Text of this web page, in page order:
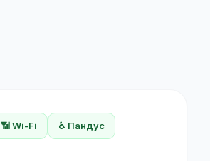
📶 Wi-Fi ♿ Пандус